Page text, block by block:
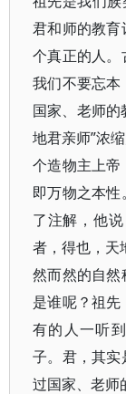
君和师的教
个真正的人
我们不要忘
国家、老师的
地君亲师”浓
个造物主上帝
即万物之本
了注解，他
者，得也，天
然而然的自
是谁呢？祖先
有的人一听
子。君，其
过国家、老师